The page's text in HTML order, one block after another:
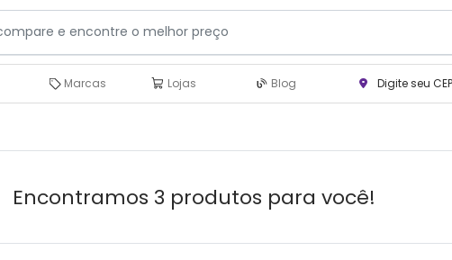
Marcas Lojas Blog Digite seu
Encontramos 3 produtos para você!